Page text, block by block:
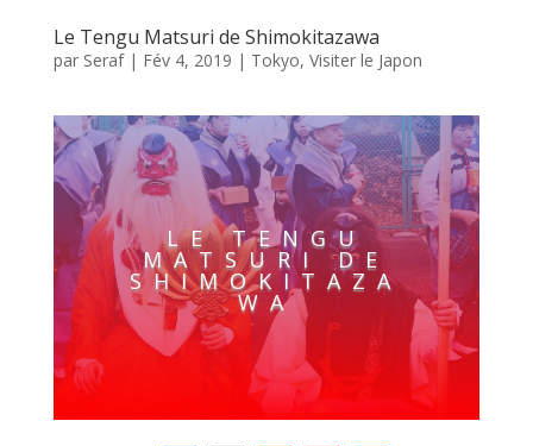
Le Tengu Matsuri de Shimokitazawa
par Seraf| Fév 4, 2019 | Tokyo, Visiter le Japon
LE TENGU
MATSURI DE
SHIMOKITAZA
WA